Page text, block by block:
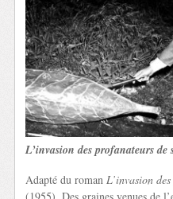
L’invasion des profanateurs de
Adapté du romanL’invasion